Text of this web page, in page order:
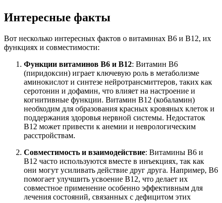
Интересные факты
Вот несколько интересных фактов о витаминах B6 и B12, их
функциях и совместимости:
Функции витаминов B6 и B12: Витамин B6
(пиридоксин) играет ключевую роль в метаболизме
аминокислот и синтезе нейротрансмиттеров, таких как
серотонин и дофамин, что влияет на настроение и
когнитивные функции. Витамин B12 (кобаламин)
необходим для образования красных кровяных клеток и
поддержания здоровья нервной системы. Недостаток
B12 может привести к анемии и неврологическим
расстройствам.
Совместимость и взаимодействие: Витамины B6 и
B12 часто используются вместе в инъекциях, так как
они могут усиливать действие друг друга. Например, B6
помогает улучшить усвоение B12, что делает их
совместное применение особенно эффективным для
лечения состояний, связанных с дефицитом этих